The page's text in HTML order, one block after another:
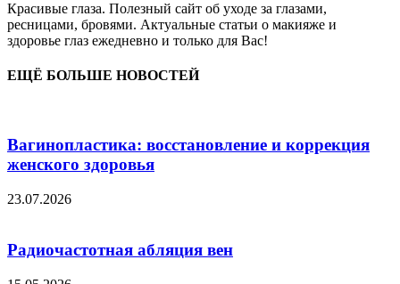
Красивые глаза. Полезный сайт об уходе за глазами,
ресницами, бровями. Актуальные статьи о макияже и
здоровье глаз ежедневно и только для Вас!
ЕЩЁ БОЛЬШЕ НОВОСТЕЙ
Вагинопластика: восстановление и коррекция
женского здоровья
23.07.2026
Радиочастотная абляция вен